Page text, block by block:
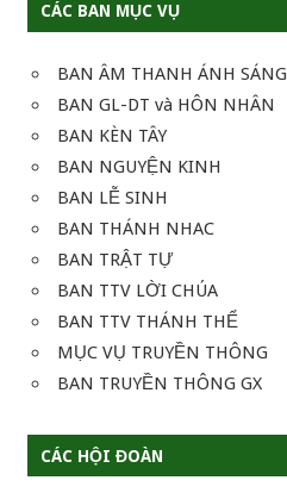
CÁC BAN MỤC VỤ
BAN ÂM THANH ÁNH SÁNG
BAN GL-DT và HÔN NHÂN
BAN KÈN TÂY
BAN NGUYỆN KINH
BAN LỄ SINH
BAN THÁNH NHAC
BAN TRẬT TỰ
BAN TTV LỜI CHÚA
BAN TTV THÁNH THỂ
MỤC VỤ TRUYỀN THÔNG
BAN TRUYỀN THÔNG GX
CÁC HỘI ĐOÀN